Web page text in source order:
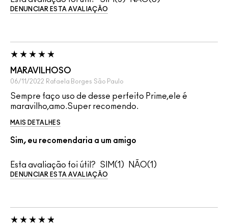
DENUNCIAR ESTA AVALIAÇÃO
MARAVILHOSO
06/11/2022 Rafaela Borges São Paulo
Sempre faço uso de desse perfeito Prime,ele é
maravilho,amo.Super recomendo.
MAIS DETALHES
Sim, eu recomendaria a um amigo
Esta avaliação foi útil? 1 1
DENUNCIAR ESTA AVALIAÇÃO